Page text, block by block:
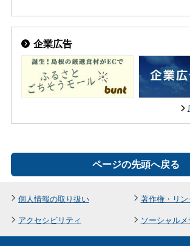
企業広告
ページの先頭へ戻る
個人情報の取り扱い
著作権・リ
アクセシビリティ
ソーシャル